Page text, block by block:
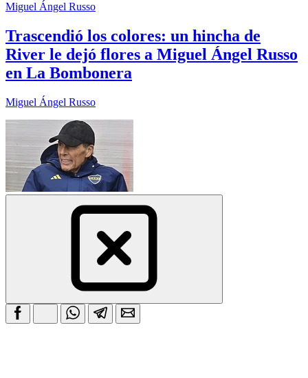
Miguel Ángel Russo
Trascendió los colores: un hincha de
River le dejó flores a Miguel Ángel Russo
en La Bombonera
Miguel Ángel Russo